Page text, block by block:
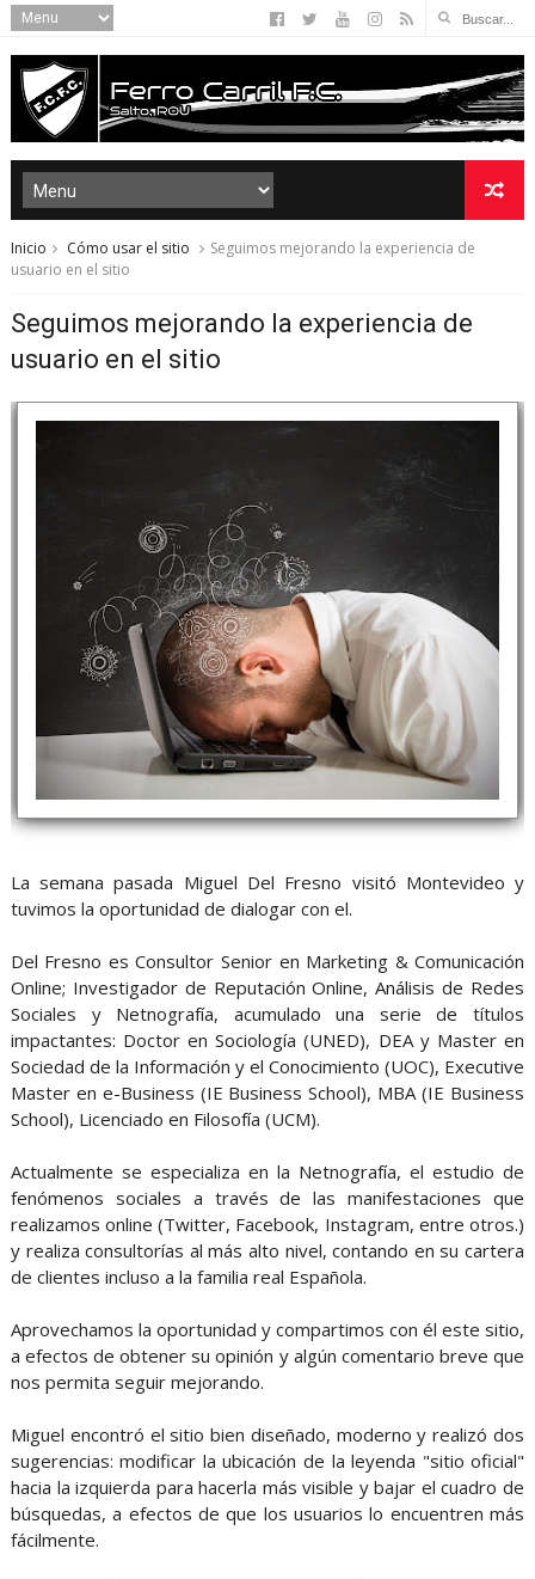
Inicio Cómo usar el sitio
Seguimos mejorando la experiencia de
usuario en el sitio
Seguimos mejorando la experiencia de
usuario en el sitio
La semana pasada Miguel Del Fresno visitó Montevideo y
tuvimos la oportunidad de dialogar con el.
Del Fresno es Consultor Senior en Marketing & Comunicación
Online; Investigador de Reputación Online, Análisis de Redes
Sociales y Netnografía, acumulado una serie de títulos
impactantes: Doctor en Sociología (UNED), DEA y Master en
Sociedad de la Información y el Conocimiento (UOC), Executive
Master en e-Business (IE Business School), MBA (IE Business
School), Licenciado en Filosofía (UCM).
Actualmente se especializa en la Netnografía, el estudio de
fenómenos sociales a través de las manifestaciones que
realizamos online (Twitter, Facebook, Instagram, entre otros.)
y realiza consultorías al más alto nivel, contando en su cartera
de clientes incluso a la familia real Española.
Aprovechamos la oportunidad y compartimos con él este sitio,
a efectos de obtener su opinión y algún comentario breve que
nos permita seguir mejorando.
Miguel encontró el sitio bien diseñado, moderno y realizó dos
sugerencias: modificar la ubicación de la leyenda "sitio oficial"
hacia la izquierda para hacerla más visible y bajar el cuadro de
búsquedas, a efectos de que los usuarios lo encuentren más
fácilmente.